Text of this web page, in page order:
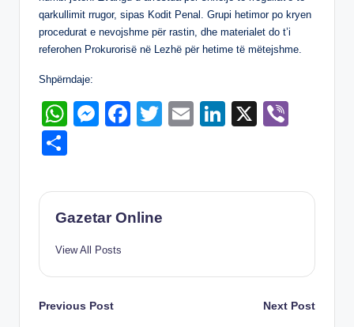
k
qarkullimit rrugor, sipas Kodit Penal. Grupi hetimor po kryen
procedurat e nevojshme për rastin, dhe materialet do t’i
referohen Prokurorisë në Lezhë për hetime të mëtejshme.
Shpërndaje:
W
s
A
p
M
e
n
g
F
e
b
T
er
E
Li
e
X
ar
e
Gazetar Online
View All Posts
Post
Previous Post Next Post